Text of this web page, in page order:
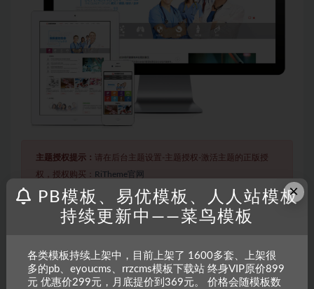
主题授权提示： 请在后台主题设置-主题授权-激活主题的正版授
权，授权购买： RiTheme官网
本站所有文章，如无特殊说明或标注，均为本站原创发
采集、发布本站内容到任何网站、书籍等各类媒体平台。如若本
站内容侵犯了原著者的合法权益，可联系我们进行处理。
×
PB模板、易优模板、人人站模板
持续更新中——菜鸟模板
各类模板持续上架中，目前上架了 1600多套、上架很
多的pb、eyoucms、rrzcms模板下载站 终身VIP原价899
元 优惠价299元，月底提价到369元。 价格会随模板数